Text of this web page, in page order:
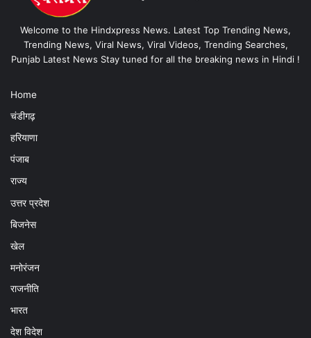
Welcome to the Hindxpress News. Latest Top Trending News,
Trending News, Viral News, Viral Videos, Trending Searches,
Punjab Latest News Stay tuned for all the breaking news in Hindi !
Home
चंडीगढ़
हरियाणा
पंजाब
राज्य
उत्तर प्रदेश
बिजनेस
खेल
मनोरंजन
राजनीति
भारत
देश विदेश